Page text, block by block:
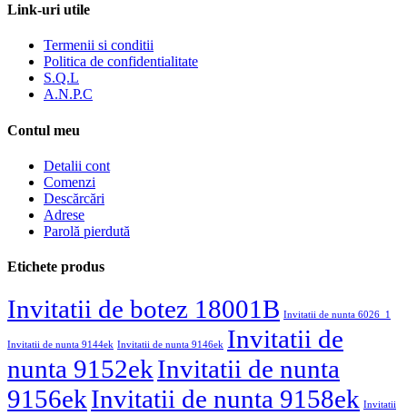
Link-uri utile
Termenii si conditii
Politica de confidentialitate
S.Q.L
A.N.P.C
Contul meu
Detalii cont
Comenzi
Descărcări
Adrese
Parolă pierdută
Etichete produs
Invitatii de botez 18001B Invitatii de nunta 6026_1
Invitatii de nunta 9144ek Invitatii de nunta 9146ek Invitatii de
nunta 9152ekInvitatii de nunta
9156ekInvitatii de nunta 9158ek Invitatii